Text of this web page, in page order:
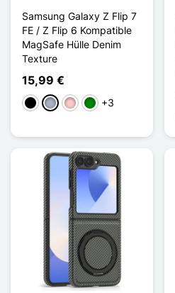
Samsung Galaxy Z Flip 7
FE / Z Flip 6 Kompatible
MagSafe Hülle Denim
Texture
15,99 €
Schwarz
GrauPinkGrün+3